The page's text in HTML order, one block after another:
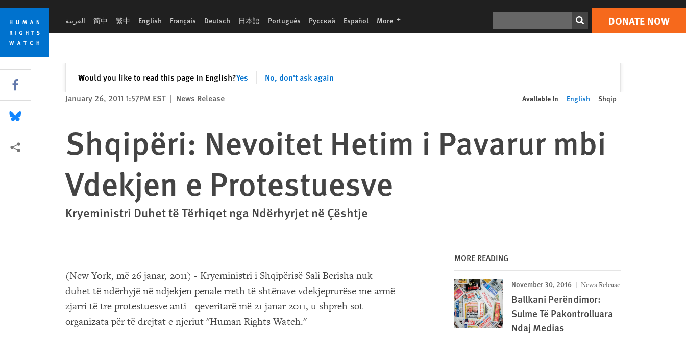
Skip
cookie
privacy
notice
Skip
main
content
العربية 简中 繁中 English Français Deutsch 日本語 Português Русский Español More languages DONATE NOW
Would you like to read this page in English?Yes No, don't ask again
✕Close
Print DONATE NOW
January 26, 2011 1:57PM EST | News Release Available In English Shqip
Shqipëri: Nevoitet Hetim i Pavarur mbi
Vdekjen e Protestuesve
Kryeministri Duhet të Tërhiqet nga Ndërhyrjet në Çështje
(New York, më 26 janar, 2011) - Kryeministri i Shqipërisë Sali Berisha nuk
duhet të ndërhyjë në ndjekjen penale rreth të shtënave vdekjeprurëse me armë
zjarri të tre protestuesve anti - qeveritarë më 21 janar 2011, u shpreh sot
organizata për të drejtat e njeriut "Human Rights Watch."
MORE READING
November 30, 2016 News Release
Ballkani Perëndimor:
Sulme Të Pakontrolluara
Ndaj Medias
Share this via Facebook
Share this via Bluesky
More sharing options